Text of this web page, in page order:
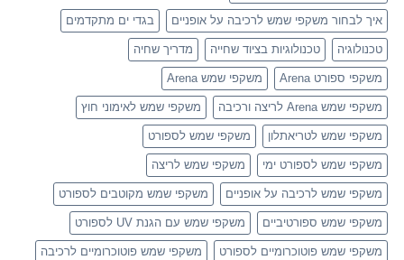
איך לבחור משקפי שמש לרכיבה על אופניים בגדי ים מתקדמים
טכנולוגיה טכנולוגיות בציוד שחייה מדריך שחיה
משקפי ספורט Arena משקפי שמש Arena
משקפי שמש Arena לריצה ורכיבה משקפי שמש לאימוני חוץ
משקפי שמש לטריאתלון משקפי שמש לספורט
משקפי שמש לספורט ימי משקפי שמש לריצה
משקפי שמש לרכיבה על אופניים משקפי שמש מקוטבים לספורט
משקפי שמש ספורטיביים משקפי שמש עם הגנת UV לספורט
משקפי שמש פוטוכרומיים לספורט משקפי שמש פוטוכרומיים לרכיבה